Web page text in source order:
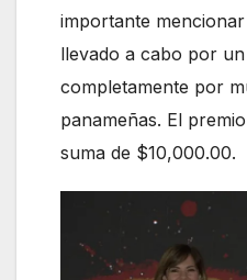
importante
llevado a cabo por
completamente por
panameñas. El
suma de $10,000.00.